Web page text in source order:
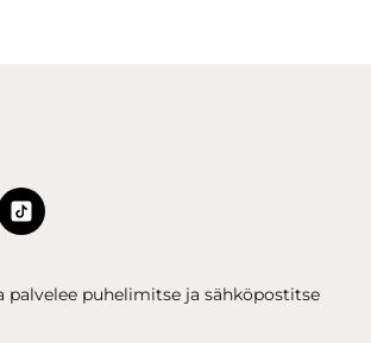
palvelee puhelimitse ja sähköpostitse